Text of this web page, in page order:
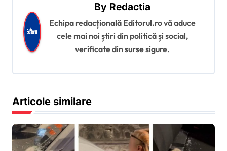
e
î
n
a
t
i
c
By Redactia
Echipa redacțională Editorul.ro vă aduce
cele mai noi știri din politică și social,
verificate din surse sigure.
Articole similare